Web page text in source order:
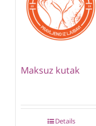
Maksuz kutak
Details